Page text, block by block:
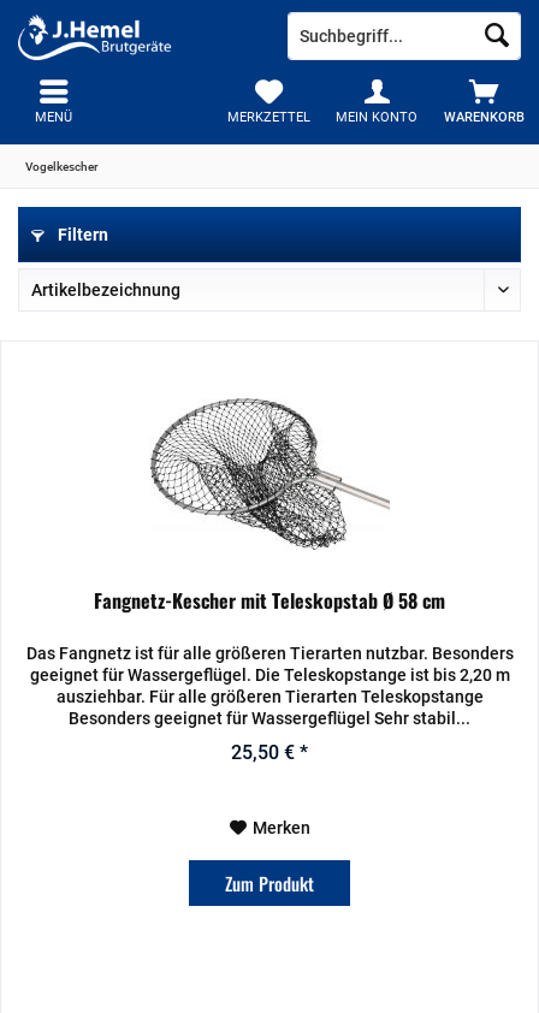
WARENKORB
MERKZETTEL MEIN KONTO
MENÜ
Vogelkescher
Filtern
Fangnetz-Kescher mit Teleskopstab Ø 58 cm
Das Fangnetz ist für alle größeren Tierarten nutzbar. Besonders
geeignet für Wassergeflügel. Die Teleskopstange ist bis 2,20 m
ausziehbar. Für alle größeren Tierarten Teleskopstange
Besonders geeignet für Wassergeflügel Sehr stabil...
25,50 € *
Merken
Zum Produkt